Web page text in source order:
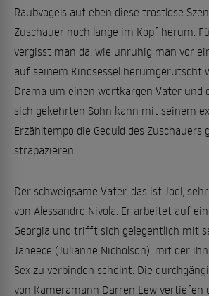
Raubvogels auf eben diese trostlose
Zuschauer noch lange im Kopf herum.
vergisst man da, wie unruhig man vor
auf seinem Kinosessel herumgerutscht
Drama um einen wortkargen Vater und
sich gekehrten Sohn kann mit seinem
Erzähltempo die Geduld des Zuschauers
strapazieren.
Der schweigsame Vater, das ist Joel,
von Alessandro Nivola. Er arbeitet auf
Georgia und trifft sich gelegentlich mit
Janeece (Julianne Nicholson), mit der
Sex zu verbinden scheint. Die
von Kameramann Darren Lew vertiefen